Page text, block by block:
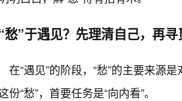
愁”于遇见？先理清自己，再寻
在“遇见”的阶段，“愁”的主要来源
份“愁”，首要任务是“向内看”。